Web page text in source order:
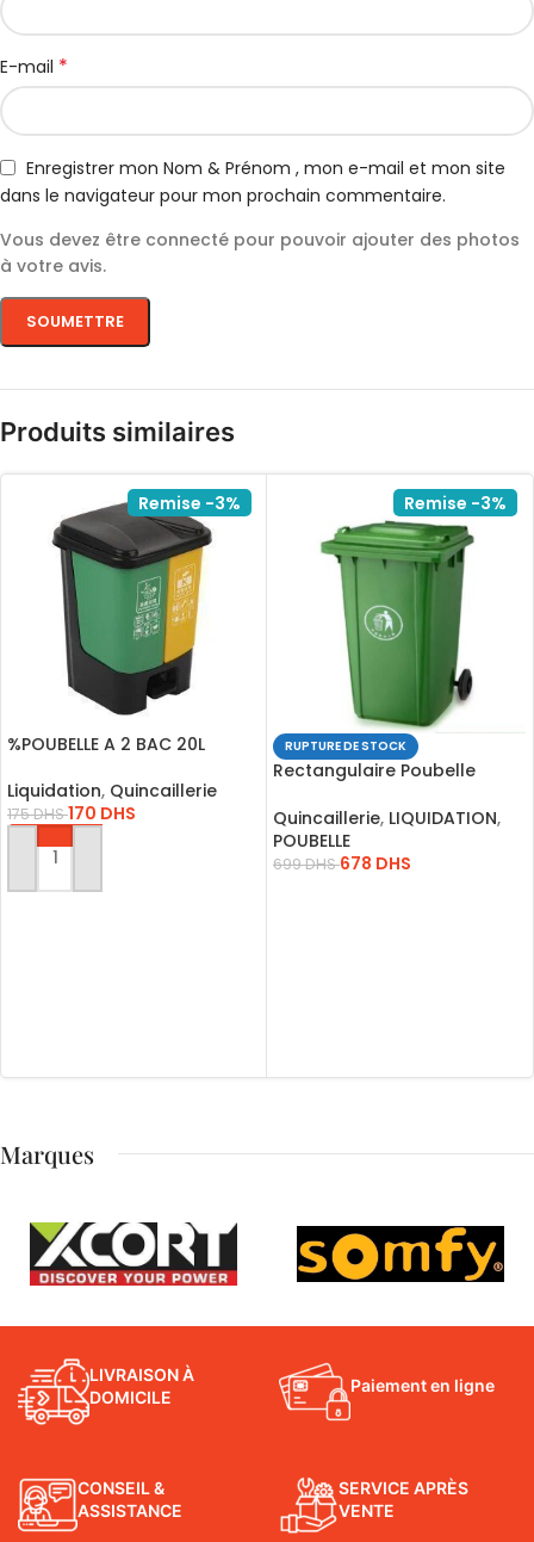
E-mail *
Enregistrer mon Nom & Prénom , mon e-mail et mon site
dans le navigateur pour mon prochain commentaire.
Vous devez être connecté pour pouvoir ajouter des photos
à votre avis.
Produits similaires
Remise -3%
%POUBELLE A 2 BAC 20L
Liquidation, Quincaillerie
175DHS170 DHS
AJOUTER AU PANIER
Remise -3%
RUPTURE DE STOCK
Rectangulaire Poubelle
Déchets Recyclables
Quincaillerie, LIQUIDATION,
POUBELLE
699DHS 678 DHS
Marques
LIVRAISON À
DOMICILE
Paiement en ligne
CONSEIL &
ASSISTANCE
SERVICE APRÈS
VENTE